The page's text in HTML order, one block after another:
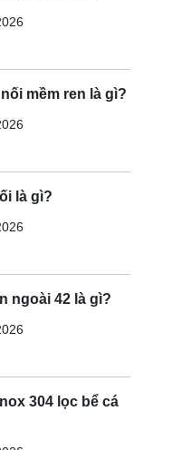
mềm ren là gì?
là gì?
ngoài 42 là gì?
304 lọc bể cá